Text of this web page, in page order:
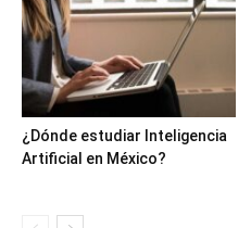
¿Dónde estudiar Inteligencia
Artificial en México?